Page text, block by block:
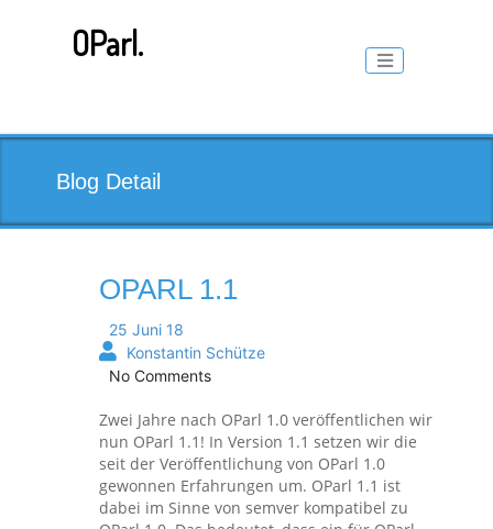
OParl. Toggle
Blog Detail
OPARL 1.1
25 Juni 18
Konstantin Schütze
No Comments
Zwei Jahre nach OParl 1.0 veröffentlichen wir
nun OParl 1.1! In Version 1.1 setzen wir die
seit der Veröffentlichung von OParl 1.0
gewonnen Erfahrungen um. OParl 1.1 ist
dabei im Sinne von semver kompatibel zu